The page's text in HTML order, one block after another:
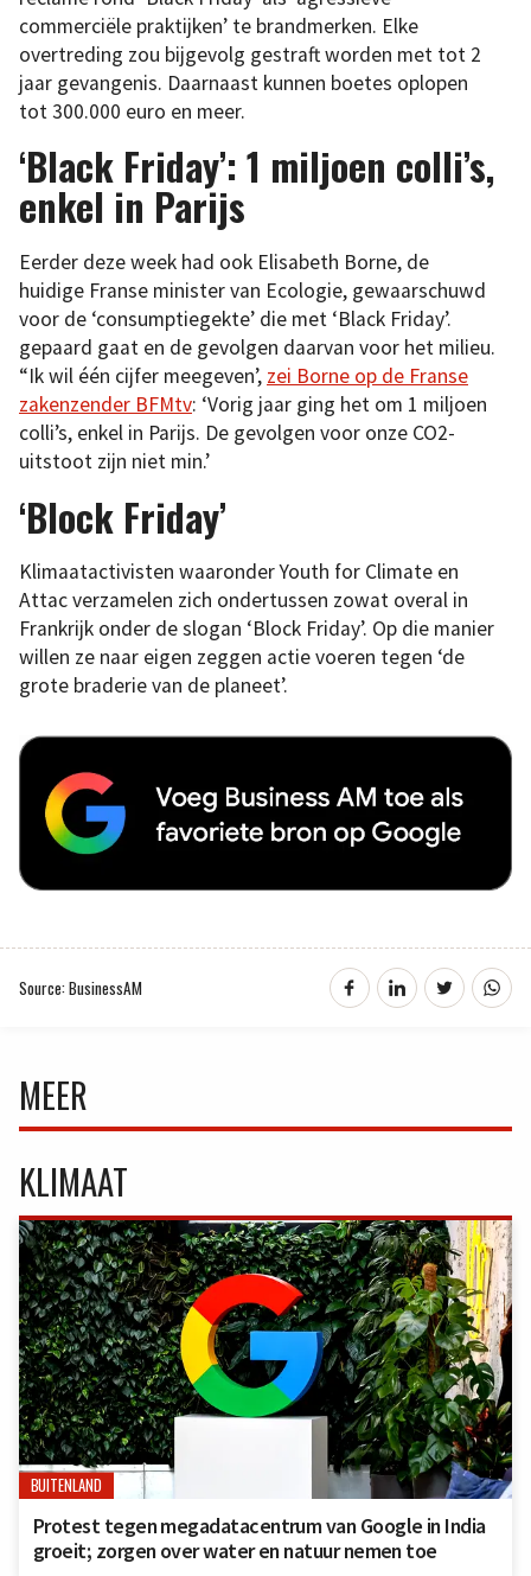
commerciële praktijken’ te brandmerken. Elke
overtreding zou bijgevolg gestraft worden met tot 2
jaar gevangenis. Daarnaast kunnen boetes oplopen
tot 300.000 euro en meer.
‘Black Friday’: 1 miljoen colli’s,
enkel in Parijs
Eerder deze week had ook Elisabeth Borne, de
huidige Franse minister van Ecologie, gewaarschuwd
voor de ‘consumptiegekte’ die met ‘Black Friday’.
gepaard gaat en de gevolgen daarvan voor het milieu.
“Ik wil één cijfer meegeven’, zei Borne op de Franse
zakenzender BFMtv: ‘Vorig jaar ging het om 1 miljoen
colli’s, enkel in Parijs. De gevolgen voor onze CO2-
uitstoot zijn niet min.’
‘Block Friday’
Klimaatactivisten waaronder Youth for Climate en
Attac verzamelen zich ondertussen zowat overal in
Frankrijk onder de slogan ‘Block Friday’. Op die manier
willen ze naar eigen zeggen actie voeren tegen ‘de
grote braderie van de planeet’.
Source: BusinessAM
MEER
KLIMAAT
BUITENLAND
Protest tegen megadatacentrum van Google in India
groeit; zorgen over water en natuur nemen toe